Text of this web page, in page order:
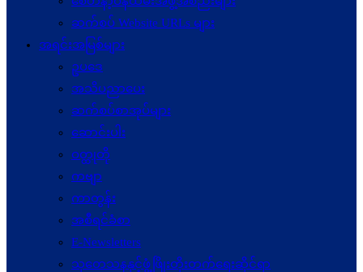
ဆက်စပ် Website URLs များ
အရင်းအမြစ်များ
ဥပဒေ
အသိပညာပေး
ဆက်စပ်စာအုပ်များ
ဆောင်းပါး
ဝတ္ထုတို
ကဗျာ
ကာတွန်း
အစီရင်ခံစာ
E-Newsletters
သုတေသနနှင့်ဖွံ့ဖြိုးတိုးတက်ရေးဆိုင်ရာ